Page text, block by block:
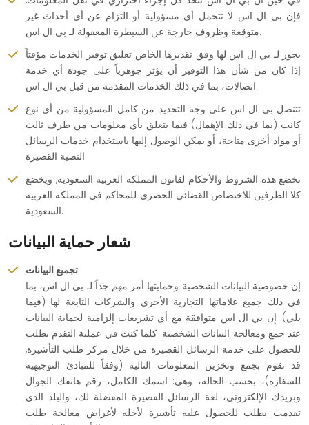
فإن بي ال اس لا تتحمل أي مسؤولية أو التزام عن أي أحداث غير
متوقعة وظروف خارجة عن السيطرة المعقولة لـ بي ال اس.
يجوز لـ بي ال اس لها وفق تقديرها الخاص تعليق توفير الخدمات مؤقتاً
إذا كان من شأن هذا التوفير أن يؤثر جوهرياً على جودة أي خدمة
اتصالات، بما في ذلك الخدمات المقدمة من قبل بي ال اس.
تتنصل بي ال اس على وجه التحديد من كامل المسؤولية من أي نوع
كانت (بما في ذلك الإهمال) فيما يتعلق بأي معلومات من طرف ثالث
أو مواد أخرى متاحة، أو يمكن الوصول إليها باستخدام خدمات الرسائل
النصية القصيرة.
تخضع هذه الشروط والأحكام لقانون المملكة العربية السعودية, ويخضع
كلا الطرفين للاختصاص القضائي الحصري للمحاكم في المملكة العربية
السعودية.
شعار حماية البيانات
تجميع البيانات
إن خصوصية البيانات الشخصية وحمايتها أمر مهم جداً لـ بي ال اس، بما
في ذلك جميع علاماتها التجارية الأخرى والشركات التابعة لها (فيما
يلي). إن بي ال اس متوافقة مع أي تشريعات إلزامية لحماية البيانات
عند جمع ومعالجة البيانات الشخصية. كلما كنت في عملية التقدم بطلب
للحصول على خدمة الرسائل القصيرة من خلال مركز طلب التأشيرة,
قد نقوم بجمع وتخزين المعلومات التالية (وفقاً للمبادئ التوجيهية
للسفارة)، بحسب الحالة، وهي: اسمك الكامل، رقم هاتفك الجوال
وبريدك الإلكتروني، لغة الرسائل القصيرة المفضلة لك، والبلد الذي
تقدمت بطلب للحصول عليه تأشيرة لأجله لأغراض معالجة طلب